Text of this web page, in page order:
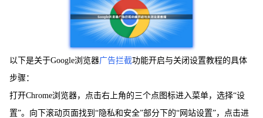
以下是关于Google浏览器广告拦截功能开启与关闭设置教程的具体
步骤：
打开Chrome浏览器，点击右上角的三个点图标进入菜单，选择“设
置”。向下滚动页面找到“隐私和安全”部分下的“网站设置”，点击进